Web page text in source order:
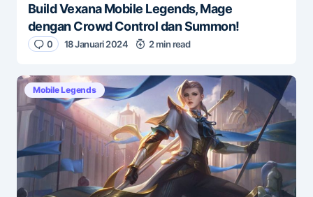
Build Vexana Mobile Legends, Mage
dengan Crowd Control dan Summon!
0 18 Januari 2024 2 min read
Mobile Legends